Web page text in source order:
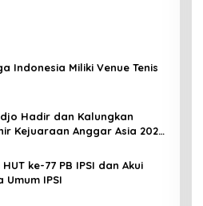
Indonesia Miliki Venue Tenis
Hadir dan Kalungkan
Kejuaraan Anggar Asia 2025
ke-77 PB IPSI dan Akui
Umum IPSI